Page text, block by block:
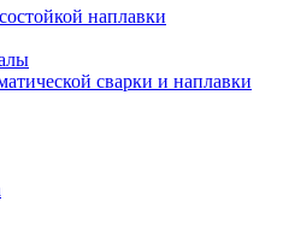
наплавки
сварки и наплавки